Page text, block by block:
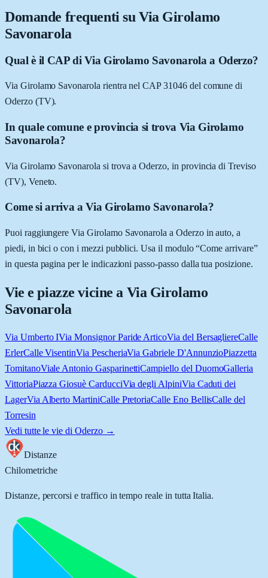
Domande frequenti su Via Girolamo
Savonarola
Qual è il CAP di Via Girolamo Savonarola a Oderzo?
Via Girolamo Savonarola rientra nel CAP 31046 del comune di
Oderzo (TV).
In quale comune e provincia si trova Via Girolamo
Savonarola?
Via Girolamo Savonarola si trova a Oderzo, in provincia di Treviso
(TV), Veneto.
Come si arriva a Via Girolamo Savonarola?
Puoi raggiungere Via Girolamo Savonarola a Oderzo in auto, a
piedi, in bici o con i mezzi pubblici. Usa il modulo “Come arrivare”
in questa pagina per le indicazioni passo-passo dalla tua posizione.
Vie e piazze vicine a Via Girolamo
Savonarola
Via Umberto IVia Monsignor Paride ArticoVia del BersagliereCalle
ErlerCalle VisentinVia PescheriaVia Gabriele D'AnnunzioPiazzetta
TomitanoViale Antonio GasparinettiCampiello del DuomoGalleria
VittoriaPiazza Giosuè CarducciVia degli AlpiniVia Caduti dei
LagerVia Alberto MartiniCalle PretoriaCalle Eno BellisCalle del
Torresin
Vedi tutte le vie di Oderzo→
Distanze
Chilometriche
Distanze, percorsi e traffico in tempo reale in tutta Italia.